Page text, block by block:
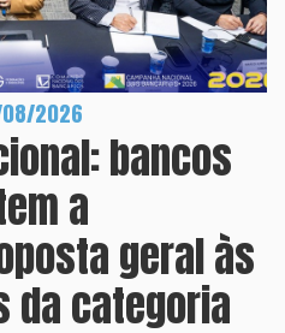
2026
bancos
a
geral às
da categoria